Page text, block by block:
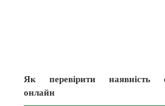
Як перевірити наявність
онлайн